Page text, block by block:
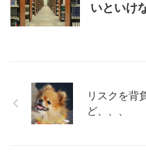
いといけ
リスクを背
ど、、、